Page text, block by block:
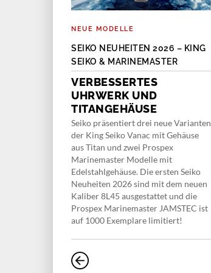
NEUE MODELLE
SEIKO NEUHEITEN 2026 – KING
SEIKO & MARINEMASTER
VERBESSERTES
UHRWERK UND
TITANGEHÄUSE
Seiko präsentiert drei neue Varianten
der King Seiko Vanac mit Gehäuse
aus Titan und zwei Prospex
Marinemaster Modelle mit
Edelstahlgehäuse. Die ersten Seiko
Neuheiten 2026 sind mit dem neuen
Kaliber 8L45 ausgestattet und die
Prospex Marinemaster JAMSTEC ist
auf 1000 Exemplare limitiert!